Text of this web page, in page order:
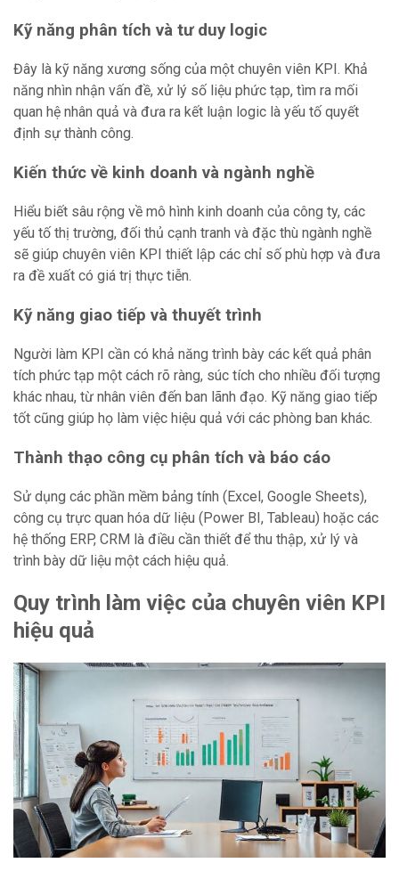
Kỹ năng phân tích và tư duy logic
Đây là kỹ năng xương sống của một chuyên viên KPI. Khả
năng nhìn nhận vấn đề, xử lý số liệu phức tạp, tìm ra mối
quan hệ nhân quả và đưa ra kết luận logic là yếu tố quyết
định sự thành công.
Kiến thức về kinh doanh và ngành nghề
Hiểu biết sâu rộng về mô hình kinh doanh của công ty, các
yếu tố thị trường, đối thủ cạnh tranh và đặc thù ngành nghề
sẽ giúp chuyên viên KPI thiết lập các chỉ số phù hợp và đưa
ra đề xuất có giá trị thực tiễn.
Kỹ năng giao tiếp và thuyết trình
Người làm KPI cần có khả năng trình bày các kết quả phân
tích phức tạp một cách rõ ràng, súc tích cho nhiều đối tượng
khác nhau, từ nhân viên đến ban lãnh đạo. Kỹ năng giao tiếp
tốt cũng giúp họ làm việc hiệu quả với các phòng ban khác.
Thành thạo công cụ phân tích và báo cáo
Sử dụng các phần mềm bảng tính (Excel, Google Sheets),
công cụ trực quan hóa dữ liệu (Power BI, Tableau) hoặc các
hệ thống ERP, CRM là điều cần thiết để thu thập, xử lý và
trình bày dữ liệu một cách hiệu quả.
Quy trình làm việc của chuyên viên KPI
hiệu quả